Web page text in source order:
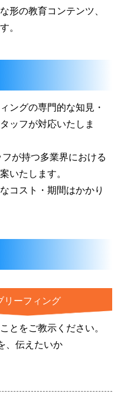
形の教育コンテンツ、
。
ングの専門的な知見・
ッフが対応いたしま
が持つ多業界における
いたします。
コスト・期間はかかり
リーフィング
とをご教示ください。
、伝えたいか